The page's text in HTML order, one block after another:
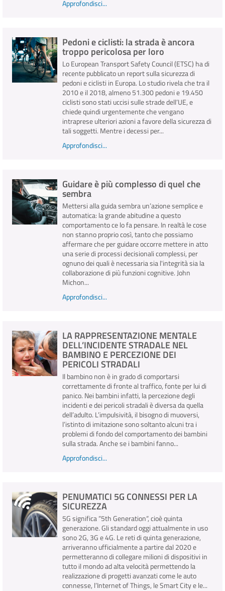
Approfondisci...
Pedoni e ciclisti: la strada è ancora
troppo pericolosa per loro
Lo European Transport Safety Council (ETSC) ha di
recente pubblicato un report sulla sicurezza di
pedoni e ciclisti in Europa. Lo studio rivela che tra il
2010 e il 2018, almeno 51.300 pedoni e 19.450
ciclisti sono stati uccisi sulle strade dell’UE, e
chiede quindi urgentemente che vengano
intraprese ulteriori azioni a favore della sicurezza di
tali soggetti. Mentre i decessi per...
Approfondisci...
Guidare è più complesso di quel che
sembra
Mettersi alla guida sembra un’azione semplice e
automatica: la grande abitudine a questo
comportamento ce lo fa pensare. In realtà le cose
non stanno proprio così, tanto che possiamo
affermare che per guidare occorre mettere in atto
una serie di processi decisionali complessi, per
ognuno dei quali è necessaria sia l'integrità sia la
collaborazione di più funzioni cognitive. John
Michon...
Approfondisci...
LA RAPPRESENTAZIONE MENTALE
DELL’INCIDENTE STRADALE NEL
BAMBINO E PERCEZIONE DEI
PERICOLI STRADALI
Il bambino non è in grado di comportarsi
correttamente di fronte al traffico, fonte per lui di
panico. Nei bambini infatti, la percezione degli
incidenti e dei pericoli stradali è diversa da quella
dell’adulto. L’impulsività, il bisogno di muoversi,
l’istinto di imitazione sono soltanto alcuni tra i
problemi di fondo del comportamento dei bambini
sulla strada. Anche se i bambini fanno...
Approfondisci...
PENUMATICI 5G CONNESSI PER LA
SICUREZZA
5G significa “5th Generation“, cioè quinta
generazione. Gli standard oggi attualmente in uso
sono 2G, 3G e 4G. Le reti di quinta generazione,
arriveranno ufficialmente a partire dal 2020 e
permetteranno di collegare milioni di dispositivi in
tutto il mondo ad alta velocità permettendo la
realizzazione di progetti avanzati come le auto
connesse, l’Internet of Things, le Smart City e le...